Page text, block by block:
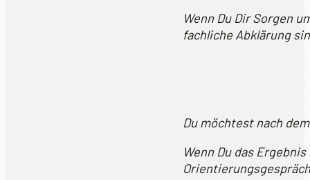
Wenn Du Dir Sorgen
fachliche Abklärung
Du möchtest nach
Wenn Du das